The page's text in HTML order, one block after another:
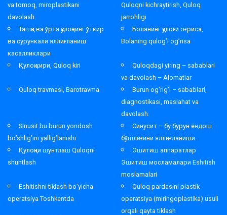
va tomoq, miroplastikani
davolash
Quloqni kichraytirish, Quloq
jarrohligi
Ташқи ва ўрта қулоқнинг ўткир
ва сурункали яллиғланиш
касалликлари
Боланинг қулоғи оғриса,
Bolaning qulog’i og’risa
Қулоқ кири, Quloq kiri
Quloqdagi yiring – sabablari
va davolash – Alomatlar
Quloq travmasi, Barotravma
Burun og’rig’i – sabablari,
diagnostikasi, maslahat va
davolash.
Sinusit bu burun yondosh
bo’shlig’ini yallig’lanishi
Синусит – бу бурун ёндош
бўшлиғини яллиғланиши.
Қулоқни шунтлаш Quloqni
shuntlash
Эшитиш аппаратлар
Эшитиш мосламалари Eshitish
moslamalari
Eshitishni tiklash bo’yicha
operatsiya Toshkentda
Quloq pardasini plastik
operatsiya (miringoplastika) usuli
orqali qayta tiklash